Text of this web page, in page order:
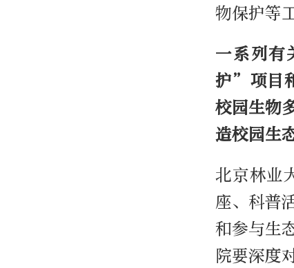
物保护等
一系列有
护” 项目
校园生物
造校园生
北京林业
座、科普
和参与生
院要深度